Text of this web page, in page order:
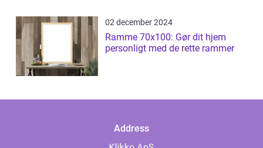
02 december 2024
Ramme 70x100: Gør dit hjem
personligt med de rette rammer
Address